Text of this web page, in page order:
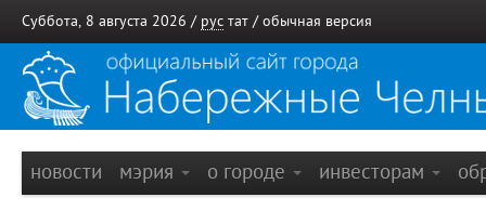
Суббота, 8 августа 2026 / рус тат / обычная версия
новости мэрия о городе инвесторам